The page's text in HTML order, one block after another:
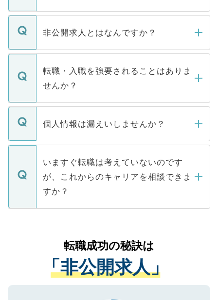
ご登録いただきましたら、弊社担当者がご
登録内容を確認し、その後メールもしくは
ます。通常、5営業日以内にはご連絡をせて
いただきますので、しばらくお待ちくださ
非公開求人とはなんですか？
マイナビDOCTORで取り扱っている求人の
うち約3割は、Webサイトからご覧いただ
けない「非公開求人」です。非公開求人は
下記の理由によって、一般には公開してい
ません。
■応募殺到を避けるため 人気のある医療機
関を公にしてしまうと、応募が殺到する場
に、医療機関が求める条件に合った人材の
みを人材紹介会社に依頼するケースが増え
ています。
転職・入職を強要されることはありま
せんか？
転職・入職を強要することは一切ありませ
ん。また、仮に応募先から内定をいただい
定を承諾する必要はありません。内定先へ
の辞退の連絡はキャリアパートナーが行い
個人情報は漏えいしませんか？
個人情報が漏えいすることはありませんの
で、ご安心ください。当サイトからの登録
などで収集したご登録者様の個人情報は、
ご本人のキャリアアップおよび転職活動の
支援を目的に使用いたします。お預かりし
ているすべての個人データはご本人の許可
は、個人情報の取り扱いについての厳密な
管理基準を満たした事業者のみに付与され
る、プライバシーマークを取得済みです。
いますぐ転職は考えていないのです
が、これからのキャリアを相談できま
すか？
かがいして、現在の医療機関の状況や紹介
経験をまじえながら、適切なアドバイスを
させていただきます。すぐにご転職をされ
ない方には、長期的なサポートが可能です
ので、まずはご登録ください。
転職成功の秘訣は
「非公開求人」